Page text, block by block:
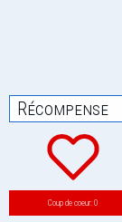
Récompense
Coup de coeur: 0